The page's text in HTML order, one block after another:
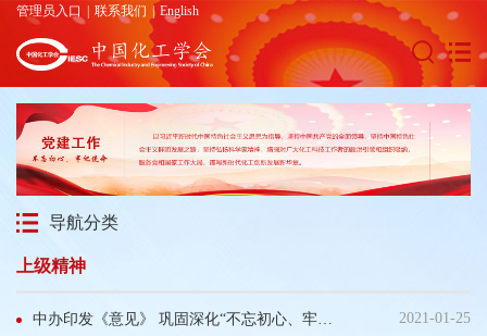
管理员入口 联系我们 | English
导航分类
上级精神
中办印发《意见》 巩固深化“不忘初心、牢记使命”主题教育成果 2021-01-25